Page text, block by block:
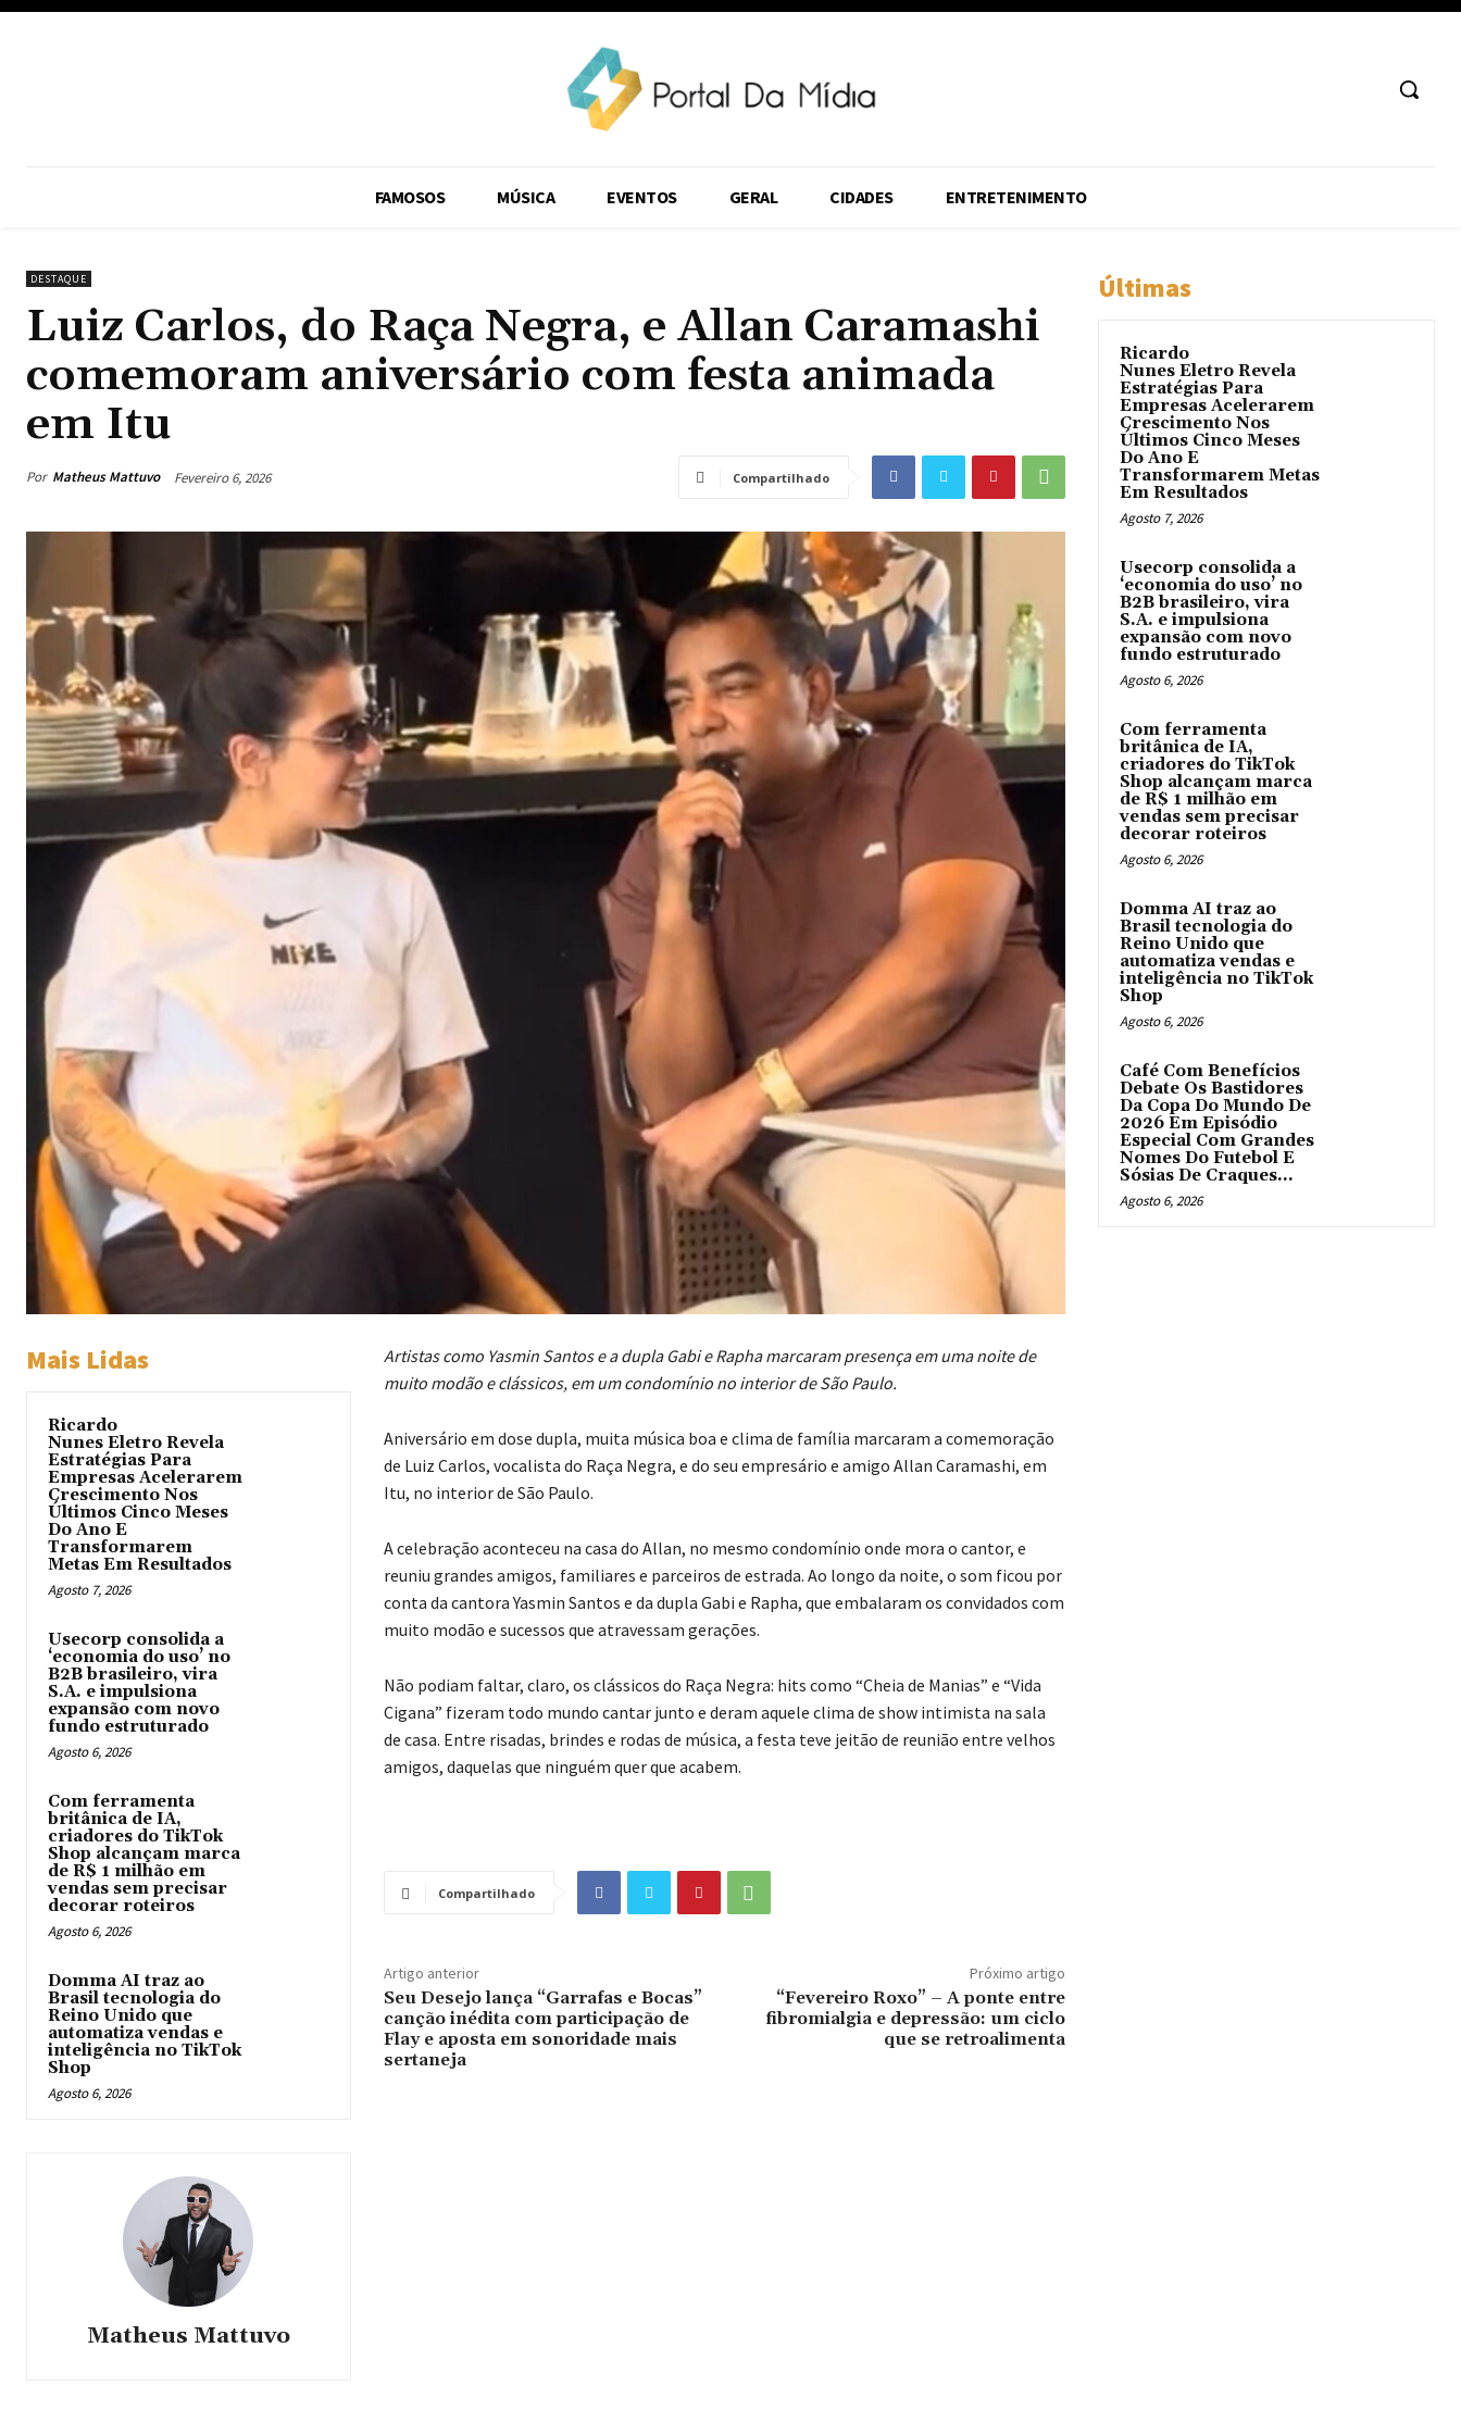
FAMOSOS MÚSICA EVENTOS GERAL CIDADES ENTRETENIMENTO
DESTAQUE
Luiz Carlos, do Raça Negra, e Allan Caramashi
comemoram aniversário com festa animada
em Itu
Por Matheus Mattuvo Fevereiro 6, 2026 Compartilhado
Mais Lidas
Ricardo
Nunes Eletro Revela
Estratégias Para
Empresas Acelerarem
Crescimento Nos
Últimos Cinco Meses
Do Ano E
Transformarem
Metas Em Resultados
Agosto 7, 2026
Usecorp consolida a
‘economia do uso’ no
B2B brasileiro, vira
S.A. e impulsiona
expansão com novo
fundo estruturado
Agosto 6, 2026
Com ferramenta
britânica de IA,
criadores do TikTok
Shop alcançam marca
de R$ 1 milhão em
vendas sem precisar
decorar roteiros
Agosto 6, 2026
Domma AI traz ao
Brasil tecnologia do
Reino Unido que
automatiza vendas e
inteligência no TikTok
Shop
Agosto 6, 2026
Matheus Mattuvo
Artistas como Yasmin Santos e a dupla Gabi e Rapha marcaram presença em uma noite de
muito modão e clássicos, em um condomínio no interior de São Paulo.
Aniversário em dose dupla, muita música boa e clima de família marcaram a comemoração
de Luiz Carlos, vocalista do Raça Negra, e do seu empresário e amigo Allan Caramashi, em
Itu, no interior de São Paulo.
A celebração aconteceu na casa do Allan, no mesmo condomínio onde mora o cantor, e
reuniu grandes amigos, familiares e parceiros de estrada. Ao longo da noite, o som ficou por
conta da cantora Yasmin Santos e da dupla Gabi e Rapha, que embalaram os convidados com
muito modão e sucessos que atravessam gerações.
Não podiam faltar, claro, os clássicos do Raça Negra: hits como “Cheia de Manias” e “Vida
Cigana” fizeram todo mundo cantar junto e deram aquele clima de show intimista na sala
de casa. Entre risadas, brindes e rodas de música, a festa teve jeitão de reunião entre velhos
amigos, daquelas que ninguém quer que acabem.
Compartilhado
Artigo anterior
Seu Desejo lança “Garrafas e Bocas”
canção inédita com participação de
Flay e aposta em sonoridade mais
sertaneja
Próximo artigo
“Fevereiro Roxo” – A ponte entre
fibromialgia e depressão: um ciclo
que se retroalimenta
Últimas
Ricardo
Nunes Eletro Revela
Estratégias Para
Empresas Acelerarem
Crescimento Nos
Últimos Cinco Meses
Do Ano E
Transformarem Metas
Em Resultados
Agosto 7, 2026
Usecorp consolida a
‘economia do uso’ no
B2B brasileiro, vira
S.A. e impulsiona
expansão com novo
fundo estruturado
Agosto 6, 2026
Com ferramenta
britânica de IA,
criadores do TikTok
Shop alcançam marca
de R$ 1 milhão em
vendas sem precisar
decorar roteiros
Agosto 6, 2026
Domma AI traz ao
Brasil tecnologia do
Reino Unido que
automatiza vendas e
inteligência no TikTok
Shop
Agosto 6, 2026
Café Com Benefícios
Debate Os Bastidores
Da Copa Do Mundo De
2026 Em Episódio
Especial Com Grandes
Nomes Do Futebol E
Sósias De Craques...
Agosto 6, 2026